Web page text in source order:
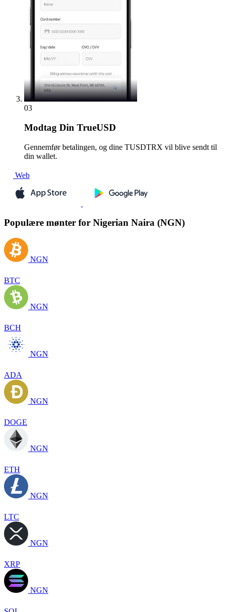
03
Modtag Din TrueUSD
Gennemfør betalingen, og dine TUSDTRX vil blive sendt til
din wallet.
Web
Populære mønter for Nigerian Naira (NGN)
NGN
BTC
NGN
BCH
NGN
ADA
NGN
DOGE
NGN
ETH
NGN
LTC
NGN
XRP
NGN